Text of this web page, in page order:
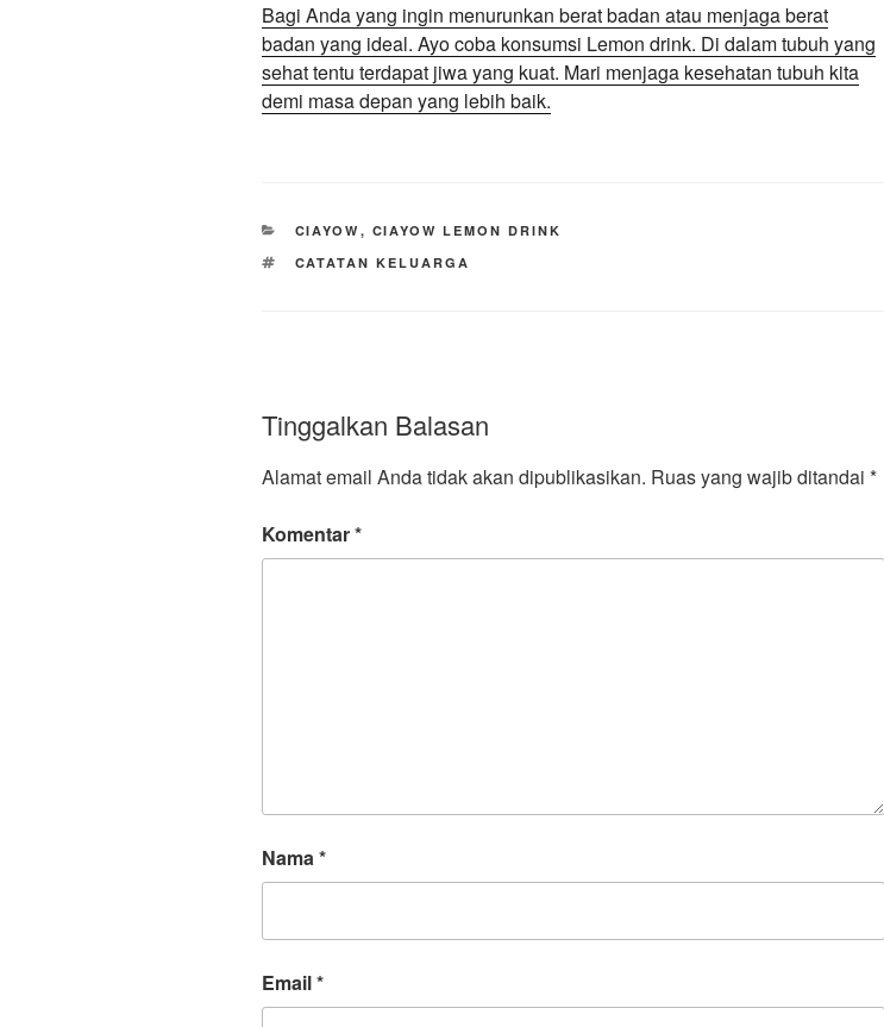
Bagi Anda yang ingin menurunkan berat badan atau menjaga berat
badan yang ideal. Ayo coba konsumsi Lemon drink. Di dalam tubuh yang
sehat tentu terdapat jiwa yang kuat. Mari menjaga kesehatan tubuh kita
demi masa depan yang lebih baik.
KATEGORI
CIAYOW , CIAYOW LEMON DRINK
TAG
CATATAN KELUARGA
Tinggalkan Balasan
Alamat email Anda tidak akan dipublikasikan. Ruas yang wajib ditandai *
Komentar*
Nama*
Email*